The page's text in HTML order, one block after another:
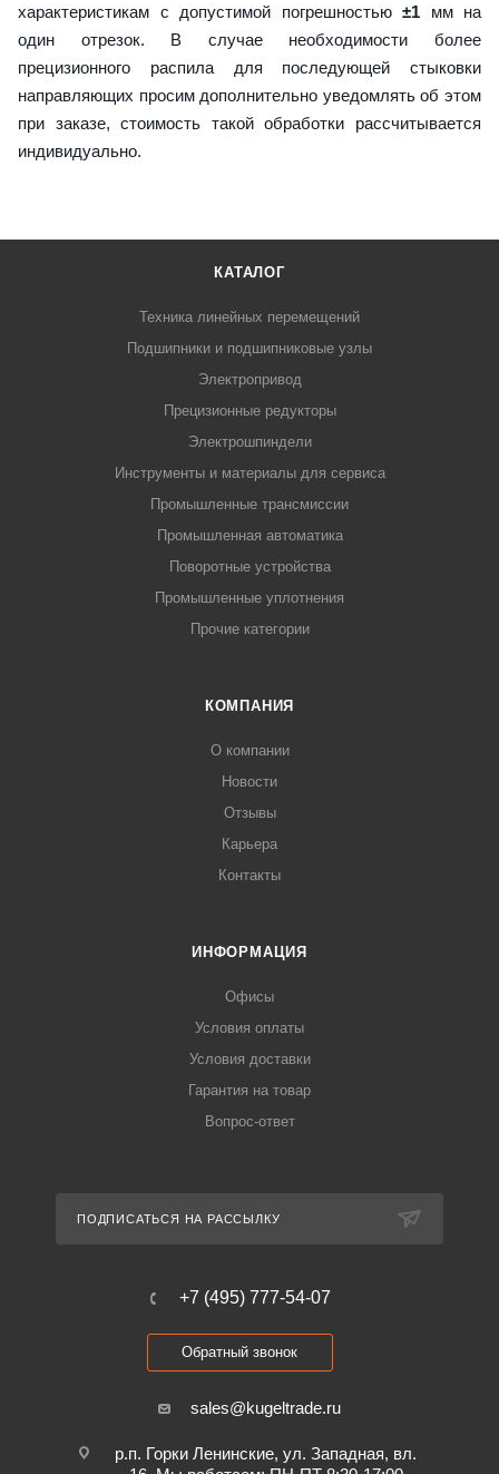
характеристикам с допустимой погрешностью ±1 мм на
один отрезок. В случае необходимости более
прецизионного распила для последующей стыковки
направляющих просим дополнительно уведомлять об этом
при заказе, стоимость такой обработки рассчитывается
индивидуально.
КАТАЛОГ
Техника линейных перемещений
Подшипники и подшипниковые узлы
Электропривод
Прецизионные редукторы
Электрошпиндели
Инструменты и материалы для сервиса
Промышленные трансмиссии
Промышленная автоматика
Поворотные устройства
Промышленные уплотнения
Прочие категории
КОМПАНИЯ
О компании
Новости
Отзывы
Карьера
Контакты
ИНФОРМАЦИЯ
Офисы
Условия оплаты
Условия доставки
Гарантия на товар
Вопрос-ответ
ПОДПИСАТЬСЯ НА РАССЫЛКУ
+7 (495) 777-54-07
Обратный звонок
sales@kugeltrade.ru
р.п. Горки Ленинские, ул. Западная, вл.